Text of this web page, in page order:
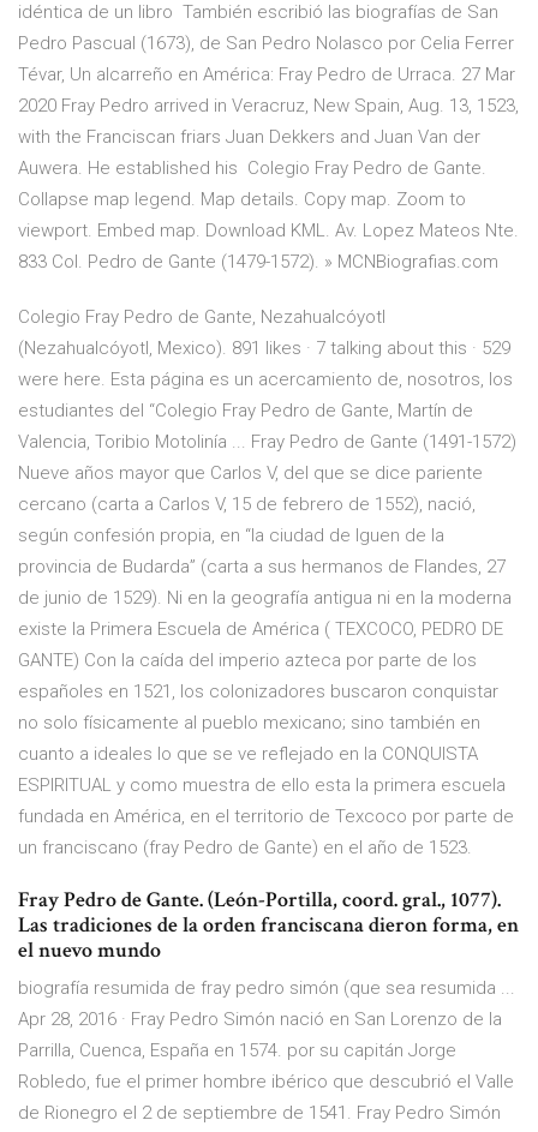
idéntica de un libro También escribió las biografías de San
Pedro Pascual (1673), de San Pedro Nolasco por Celia Ferrer
Tévar, Un alcarreño en América: Fray Pedro de Urraca. 27 Mar
2020 Fray Pedro arrived in Veracruz, New Spain, Aug. 13, 1523,
with the Franciscan friars Juan Dekkers and Juan Van der
Auwera. He established his Colegio Fray Pedro de Gante.
Collapse map legend. Map details. Copy map. Zoom to
viewport. Embed map. Download KML. Av. Lopez Mateos Nte.
833 Col. Pedro de Gante (1479-1572). » MCNBiografias.com
Colegio Fray Pedro de Gante, Nezahualcóyotl
(Nezahualcóyotl, Mexico). 891 likes · 7 talking about this · 529
were here. Esta página es un acercamiento de, nosotros, los
estudiantes del “Colegio Fray Pedro de Gante, Martín de
Valencia, Toribio Motolinía ... Fray Pedro de Gante (1491-1572)
Nueve años mayor que Carlos V, del que se dice pariente
cercano (carta a Carlos V, 15 de febrero de 1552), nació,
según confesión propia, en “la ciudad de Iguen de la
provincia de Budarda” (carta a sus hermanos de Flandes, 27
de junio de 1529). Ni en la geografía antigua ni en la moderna
existe la Primera Escuela de América ( TEXCOCO, PEDRO DE
GANTE) Con la caída del imperio azteca por parte de los
españoles en 1521, los colonizadores buscaron conquistar
no solo físicamente al pueblo mexicano; sino también en
cuanto a ideales lo que se ve reflejado en la CONQUISTA
ESPIRITUAL y como muestra de ello esta la primera escuela
fundada en América, en el territorio de Texcoco por parte de
un franciscano (fray Pedro de Gante) en el año de 1523.
Fray Pedro de Gante. (León-Portilla, coord. gral., 1077).
Las tradiciones de la orden franciscana dieron forma, en
el nuevo mundo
biografía resumida de fray pedro simón (que sea resumida ...
Apr 28, 2016 · Fray Pedro Simón nació en San Lorenzo de la
Parrilla, Cuenca, España en 1574. por su capitán Jorge
Robledo, fue el primer hombre ibérico que descubrió el Valle
de Rionegro el 2 de septiembre de 1541. Fray Pedro Simón